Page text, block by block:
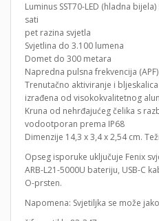
Luminus SST70-LED (hladna
sati
pet razina svjetla
Svjetlina do 3.100 lumena
Domet do 300 metara
Napredna pulsna frekvencija
Trenutačno aktiviranje i
izrađena od visokokvalitetnog
Kruna od nehrđajućeg čelika s
vodootporan prema IP68
Dimenzije 14,3 x 3,4 x 2,54 cm.
Opseg isporuke uključuje Fenix
ARB-L21-5000U bateriju, USB-C
O-prsten.
Napomena: Svjetiljka se može